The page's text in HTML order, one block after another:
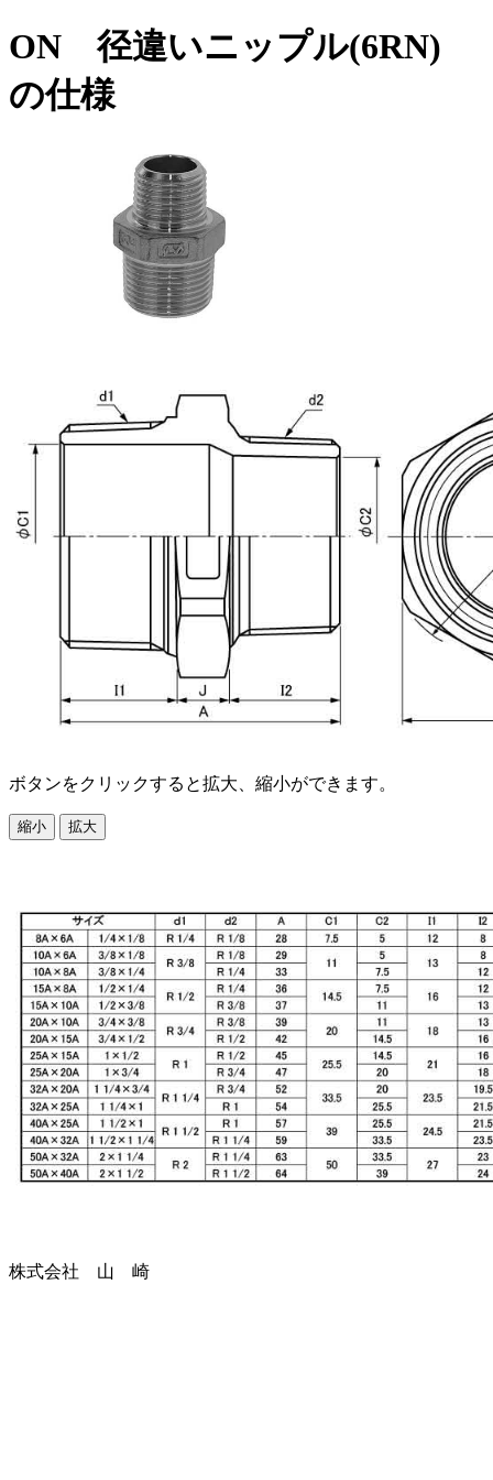
ON 径違いニップル(6RN)
の仕様
ボタンをクリックすると拡大、縮小ができます。
株式会社 山 崎